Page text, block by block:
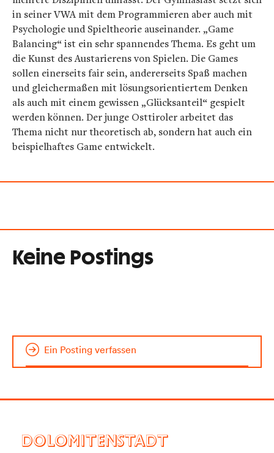
in seiner VWA mit dem Programmieren aber auch mit
Psychologie und Spieltheorie auseinander. „Game
Balancing“ ist ein sehr spannendes Thema. Es geht um
die Kunst des Austarierens von Spielen. Die Games
sollen einerseits fair sein, andererseits Spaß machen
und gleichermaßen mit lösungsorientiertem Denken
als auch mit einem gewissen „Glücksanteil“ gespielt
werden können. Der junge Osttiroler arbeitet das
Thema nicht nur theoretisch ab, sondern hat auch ein
beispielhaftes Game entwickelt.
Keine Postings
Ein Posting verfassen
DOLOMITENSTADT